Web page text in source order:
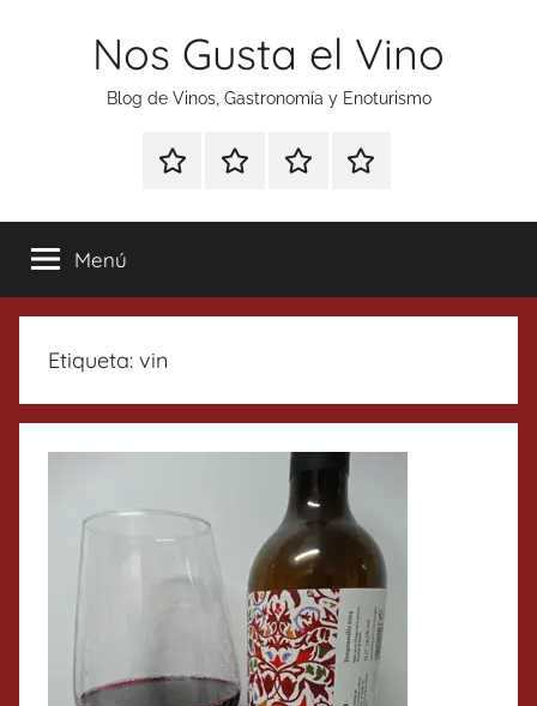
Nos Gusta el Vino
Blog de Vinos, Gastronomía y Enoturismo
Especial
Tonics
Enoturismo
Gastronomía
RankingContacto
Menú
Etiqueta: vin